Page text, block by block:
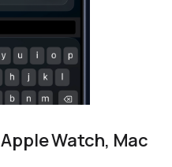
Apple Watch, Mac ו‑Siri